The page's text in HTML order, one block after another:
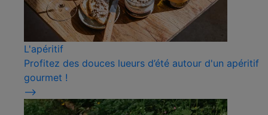
L'apéritif
Profitez des douces lueurs d’été autour d'un apéritif
gourmet !
⟶